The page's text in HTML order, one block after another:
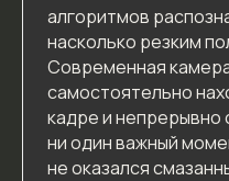
алгоритмов
насколько резким
Современная
самостоятельно
кадре и непрерывно
ни один важный
не оказался